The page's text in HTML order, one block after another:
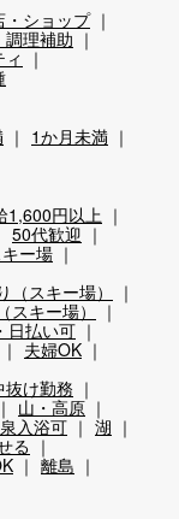
・ショップ
調理補助
1か月未満
1,600円以上
50代歓迎
キー場
（スキー場）
スキー場）
日払い可
夫婦OK
抜け勤務
山・高原
入浴可
湖
る
離島